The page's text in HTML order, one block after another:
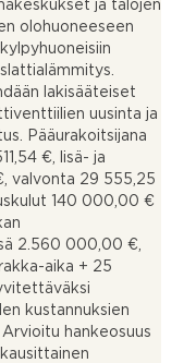
ja talojen
olohuoneeseen
lakisääteiset
uusinta ja
Pääurakoitsijana
€, lisä- ja
valvonta 29 555,25
140 000,00 €
2.560 000,00 €,
aika + 25
kustannuksien
hankeosuus